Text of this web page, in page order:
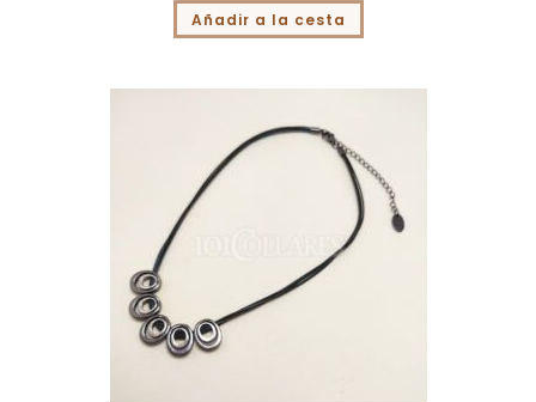
Añadir a la cesta